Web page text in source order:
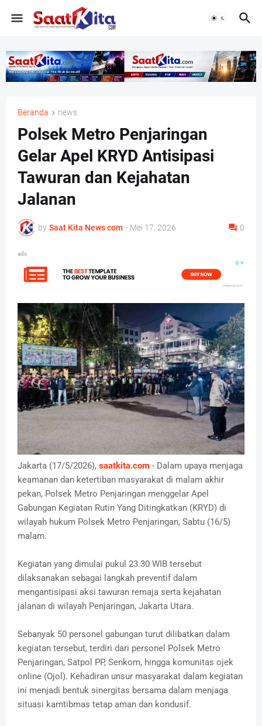
Beranda news
Polsek Metro Penjaringan
Gelar Apel KRYD Antisipasi
Tawuran dan Kejahatan
Jalanan
by Saat Kita News com - Mei 17, 2026 0
ads
Jakarta (17/5/2026), saatkita.com - Dalam upaya menjaga
keamanan dan ketertiban masyarakat di malam akhir
pekan, Polsek Metro Penjaringan menggelar Apel
Gabungan Kegiatan Rutin Yang Ditingkatkan (KRYD) di
wilayah hukum Polsek Metro Penjaringan, Sabtu (16/5)
malam.
Kegiatan yang dimulai pukul 23.30 WIB tersebut
dilaksanakan sebagai langkah preventif dalam
mengantisipasi aksi tawuran remaja serta kejahatan
jalanan di wilayah Penjaringan, Jakarta Utara.
Sebanyak 50 personel gabungan turut dilibatkan dalam
kegiatan tersebut, terdiri dari personel Polsek Metro
Penjaringan, Satpol PP, Senkom, hingga komunitas ojek
online (Ojol). Kehadiran unsur masyarakat dalam kegiatan
ini menjadi bentuk sinergitas bersama dalam menjaga
situasi kamtibmas tetap aman dan kondusif.